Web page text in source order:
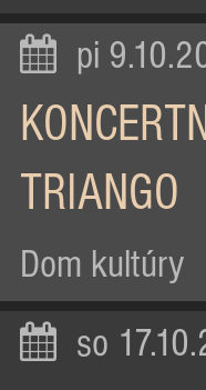
pi
TRIANGO
Dom kultúry
so